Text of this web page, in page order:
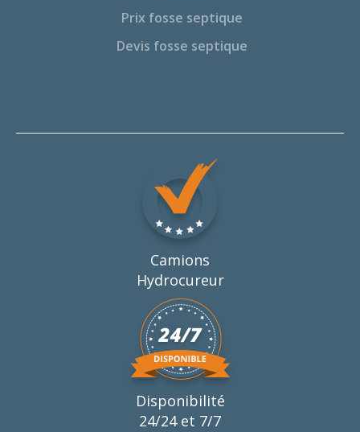
Prix fosse septique
Devis fosse septique
Camions
Hydrocureur
Disponibilité
24/24 et 7/7